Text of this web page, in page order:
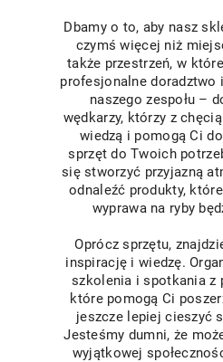
Dbamy o to, aby nasz
czymś więcej niż
także przestrzeń, w
profesjonalne doradztwo
naszego zespołu –
wędkarzy, którzy z
wiedzą i pomogą Ci
sprzęt do Twoich
się stworzyć przyjazną
odnaleźć produkty,
wyprawa na ryby
Oprócz sprzętu,
inspirację i wiedzę.
szkolenia i spotkania z
które pomogą Ci
jeszcze lepiej cieszyć
Jesteśmy dumni, że
wyjątkowej